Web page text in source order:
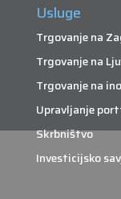
Usluge
Trgovanje na
Trgovanje na
Trgovanje na
Upravljanje
Skrbništvo
Investicijsko